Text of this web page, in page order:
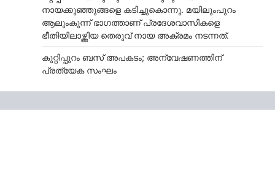
നായക്കുഞ്ഞുങ്ങളെ കടിച്ചുകൊന്നു. മയിലുംപുറം
ആലുംകുന്ന് ഭാഗത്താണ് പ്രദേശവാസികളെ
ഭീതിയിലാഴ്ത്തിയ തെരുവ് നായ അക്രമം നടന്നത്.
കുറ്റിപ്പുറം ബസ് അപകടം; അന്വേഷണത്തിന്
പ്രത്യേക സംഘം